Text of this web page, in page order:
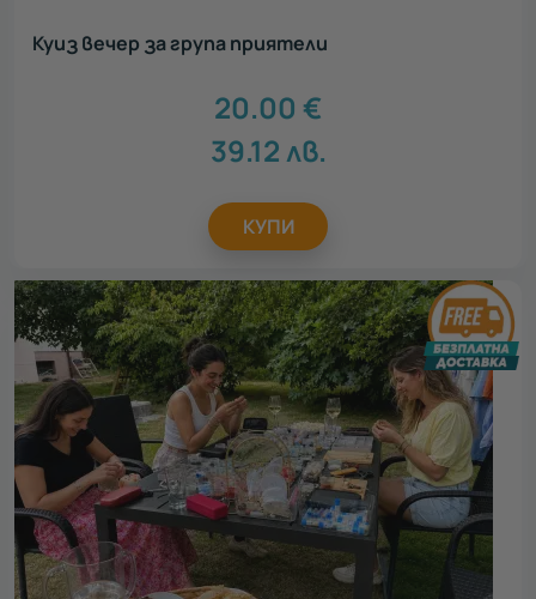
Куиз вечер за група приятели
20.00 €
39.12лв.
КУПИ